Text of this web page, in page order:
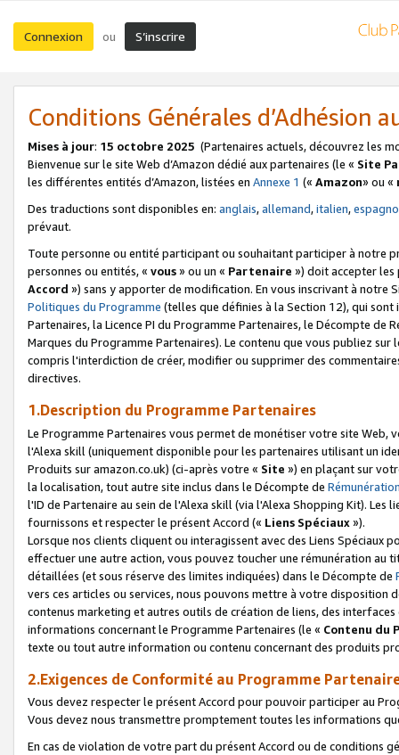
Connexion ou S’inscrire
Conditions Générales d’Adhésion
Mises à jour: 15 octobre 2025 (Partenaires actuels, découvrez les
Bienvenue sur le site Web d’Amazon dédié aux partenaires (le « Site
les différentes entités d’Amazon, listées en Annexe 1 (« Amazon» ou «
Des traductions sont disponibles en: anglais,allemand,italien,
prévaut.
Toute personne ou entité participant ou souhaitant participer à notre
personnes ou entités, « vous» ou un « Partenaire ») doit accepter les
Accord ») sans y apporter de modification. En vous inscrivant à notre
Politiques du Programme (telles que définies à la Section 12), qui
Partenaires, la Licence PI du Programme Partenaires, le Décompte de
Marques du Programme Partenaires). Le contenu que vous publiez
compris l'interdiction de créer, modifier ou supprimer des
directives.
1.Description du Programme Partenaires
Le Programme Partenaires vous permet de monétiser votre site Web,
l'Alexa skill (uniquement disponible pour les partenaires utilisant un
Produits sur amazon.co.uk) (ci-après votre « Site ») en plaçant sur
la localisation, tout autre site inclus dans le Décompte de
l'ID de Partenaire au sein de l'Alexa skill (via l'Alexa Shopping Kit).
fournissons et respecter le présent Accord (« Liens Spéciaux»).
Lorsque nos clients cliquent ou interagissent avec des Liens Spéciaux
effectuer une autre action, vous pouvez toucher une rémunération
détaillées (et sous réserve des limites indiquées) dans le Décompte de
vers ces articles ou services, nous pouvons mettre à votre disposition
contenus marketing et autres outils de création de liens, des
informations concernant le Programme Partenaires (le « Contenu du
texte ou tout autre information ou contenu concernant des produits
2.Exigences de Conformité au Programme
Vous devez respecter le présent Accord pour pouvoir participer au
Vous devez nous transmettre promptement toutes les informations
En cas de violation de votre part du présent Accord ou de conditions